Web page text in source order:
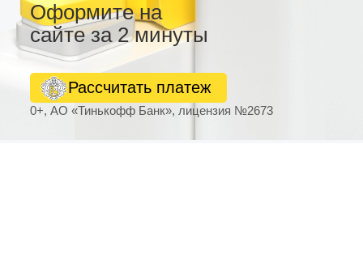
Оформите на
сайте за 2 минуты
0+, АО «Тинькофф Банк», лицензия №2673
Рассчитать платеж